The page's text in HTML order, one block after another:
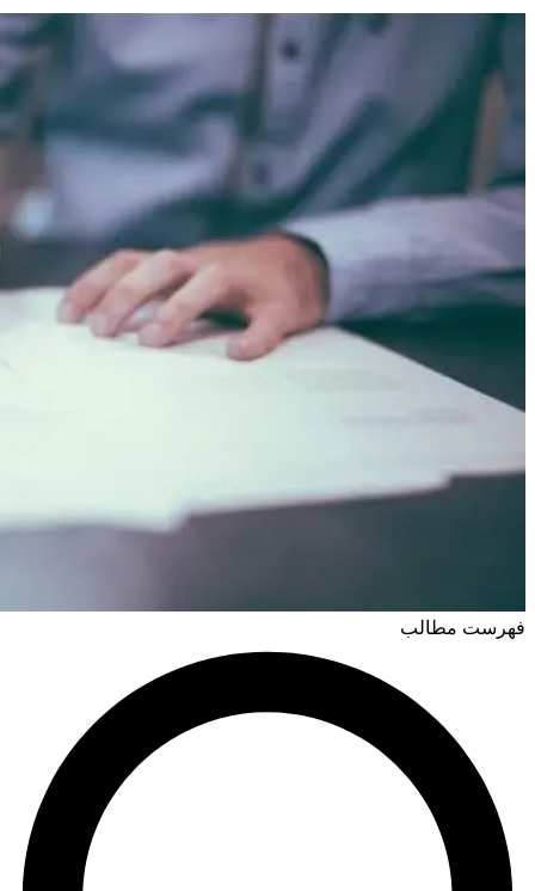
فهرست مطالب